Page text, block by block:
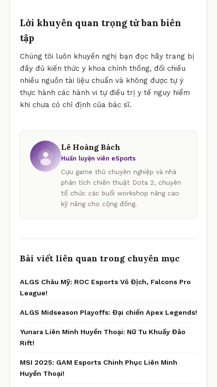
Lời khuyên quan trọng từ ban biên
tập
Chúng tôi luôn khuyến nghị bạn đọc hãy trang bị
đầy đủ kiến thức y khoa chính thống, đối chiếu
nhiều nguồn tài liệu chuẩn và không được tự ý
thực hành các hành vi tự điều trị y tế nguy hiểm
khi chưa có chỉ định của bác sĩ.
Lê Hoàng Bách
Huấn luyện viên eSports
Cựu game thủ chuyên nghiệp và nhà
phân tích chiến thuật Dota 2, chuyên
tổ chức các buổi workshop nâng cao
kỹ năng cho cộng đồng.
Bài viết liên quan trong chuyên mục
ALGS Châu Mỹ: ROC Esports Vô Địch, Falcons Pro
League!
ALGS Midseason Playoffs: Đại chiến Apex Legends!
Yunara Liên Minh Huyền Thoại: Nữ Tu Khuấy Đảo
Rift!
MSI 2025: GAM Esports Chinh Phục Liên Minh
Huyền Thoại!